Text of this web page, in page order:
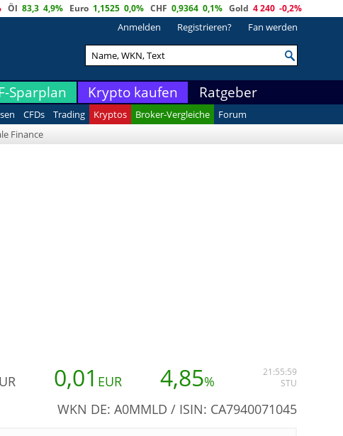
Öl 83,3 4,9% Euro 1,1525 0,0% CHF 0,9364 0,1% Gold 4 240 -0,2%
Anmelden Registrieren? Fan werden
Sparplan Krypto kaufen Ratgeber
CFDs Trading Kryptos Broker-Vergleiche
Forum
Finance
0,01 EUR 4,85%
21:55:59
STU
WKN DE: A0MMLD / ISIN: CA7940071045